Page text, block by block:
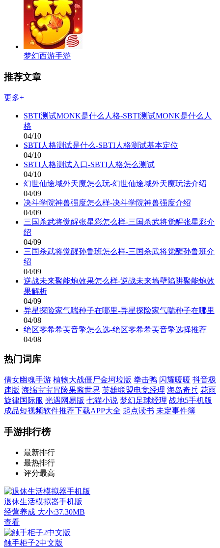
梦幻西游手游
推荐文章
更多+
SBTI测试MONK是什么人格-SBTI测试MONK是什么人
格
04/10
SBTI人格测试是什么-SBTI人格测试基本定位
04/10
SBTI人格测试入口-SBTI人格怎么测试
04/10
幻世仙途域外天魔怎么玩-幻世仙途域外天魔玩法介绍
04/09
决斗学院神兽强度怎么样-决斗学院神兽强度介绍
04/09
三国杀武将觉醒张星彩怎么样-三国杀武将觉醒张星彩介
绍
04/09
三国杀武将觉醒孙鲁班怎么样-三国杀武将觉醒孙鲁班介
绍
04/09
逆战未来聚能炮效果怎么样-逆战未来墙壁陷阱聚能炮效
果解析
04/09
异星探险家气喘种子在哪里-异星探险家气喘种子在哪里
04/08
绝区零希希芙音擎怎么选-绝区零希希芙音擎选择推荐
04/08
热门词库
倩女幽魂手游 植物大战僵尸金坷垃版 拳击鸭 闪耀暖暖 抖音极
速版 海绵宝宝冒险果酱世界 英雄联盟电竞经理 海岛奇兵 花雨
旋律国际服 光遇网易版 七猫小说 梦幻足球经理 战地5手机版
成品短视频软件推荐下载APP大全 起点读书 未定事件簿
手游排行榜
最新排行
最热排行
评分最高
退休生活模拟器手机版
经营养成 大小:37.30MB
查看
触手柜子2中文版